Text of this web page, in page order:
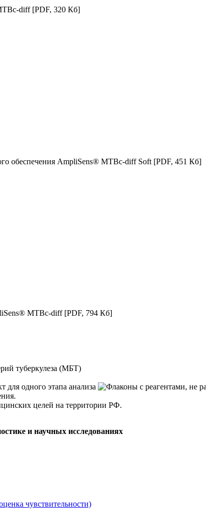
diff [PDF, 320 Кб]
обеспечения AmpliSens® MTBc-diff Soft [PDF, 451 Кб]
MTBc-diff [PDF, 794 Кб]
туберкулеза (МБТ)
целей на территории РФ.
и научных исследованиях
чувствительности)